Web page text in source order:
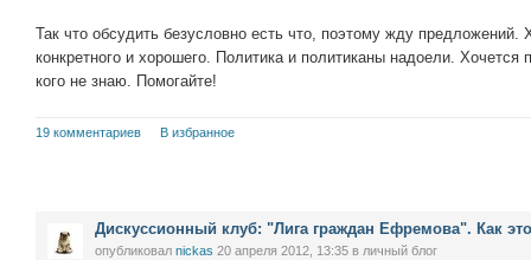
Так что обсудить безусловно есть что, поэтому жду предложений.
конкретного и хорошего. Политика и политиканы надоели. Хочется
кого не знаю. Помогайте!
19 комментариев В избранное
Дискуссионный клуб: "Лига граждан Ефремова". Как
опубликовал nickas 20 апреля 2012, 13:35 в личный блог